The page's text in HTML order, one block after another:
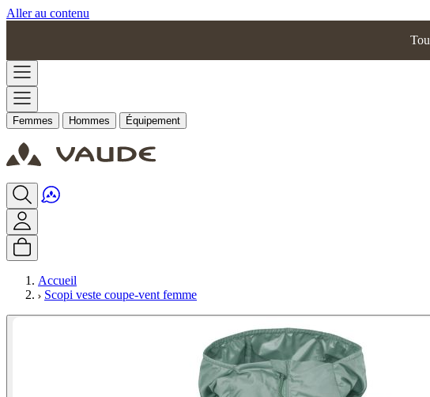
Aller au contenu
Femmes Hommes Équipement
Accueil
Scopi veste coupe-vent femme